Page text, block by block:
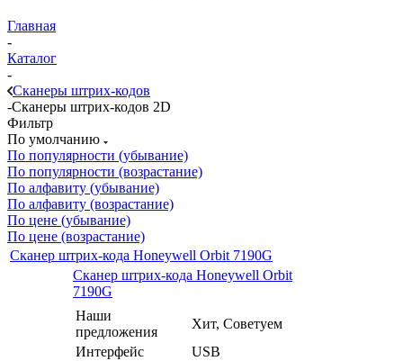
Главная
-
Каталог
-
Сканеры штрих-кодов
-Сканеры штрих-кодов 2D
Фильтр
По умолчанию
По популярности (убывание)
По популярности (возрастание)
По алфавиту (убывание)
По алфавиту (возрастание)
По цене (убывание)
По цене (возрастание)
Сканер штрих-кода Honeywell Orbit 7190G
Сканер штрих-кода Honeywell Orbit
7190G
Наши
предложения
Хит, Советуем
Интерфейс
USB